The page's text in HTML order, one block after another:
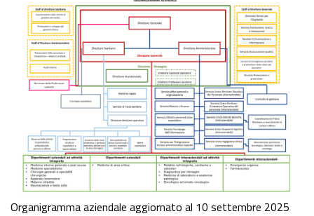
Organigramma aziendale aggiornato al 10 settembre 2025